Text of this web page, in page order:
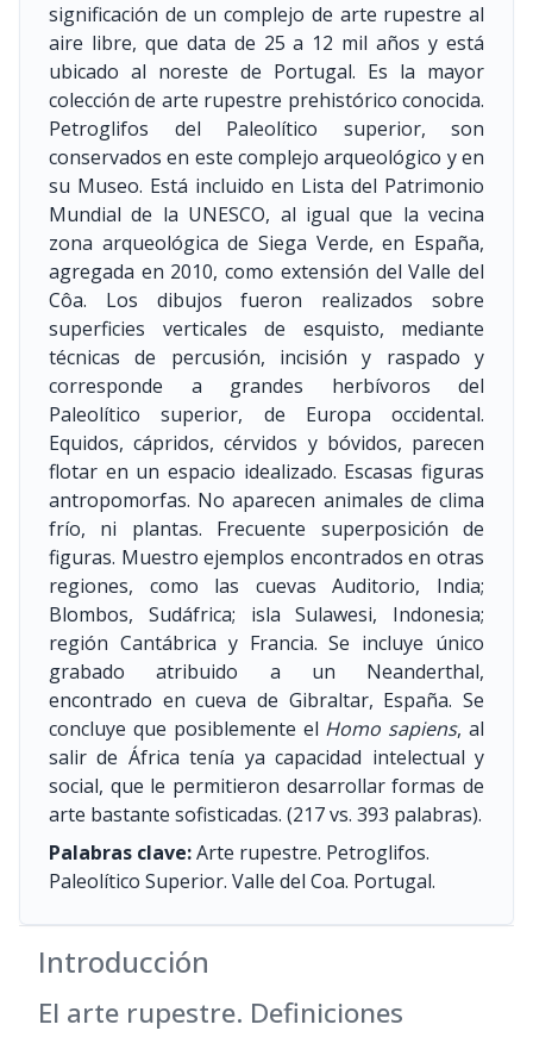
significación de un complejo de arte rupestre al
aire libre, que data de 25 a 12 mil años y está
ubicado al noreste de Portugal. Es la mayor
colección de arte rupestre prehistórico conocida.
Petroglifos del Paleolítico superior, son
conservados en este complejo arqueológico y en
su Museo. Está incluido en Lista del Patrimonio
Mundial de la UNESCO, al igual que la vecina
zona arqueológica de Siega Verde, en España,
agregada en 2010, como extensión del Valle del
Côa. Los dibujos fueron realizados sobre
superficies verticales de esquisto, mediante
técnicas de percusión, incisión y raspado y
corresponde a grandes herbívoros del
Paleolítico superior, de Europa occidental.
Equidos, cápridos, cérvidos y bóvidos, parecen
flotar en un espacio idealizado. Escasas figuras
antropomorfas. No aparecen animales de clima
frío, ni plantas. Frecuente superposición de
figuras. Muestro ejemplos encontrados en otras
regiones, como las cuevas Auditorio, India;
Blombos, Sudáfrica; isla Sulawesi, Indonesia;
región Cantábrica y Francia. Se incluye único
grabado atribuido a un Neanderthal,
encontrado en cueva de Gibraltar, España. Se
concluye que posiblemente el Homo sapiens, al
salir de África tenía ya capacidad intelectual y
social, que le permitieron desarrollar formas de
arte bastante sofisticadas. (217 vs. 393 palabras).
Palabras clave:Arte rupestre. Petroglifos.
Paleolítico Superior. Valle del Coa. Portugal.
Introducción
El arte rupestre. Definiciones